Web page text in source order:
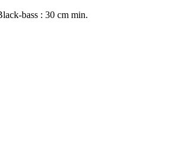
bass : 30 cm min.